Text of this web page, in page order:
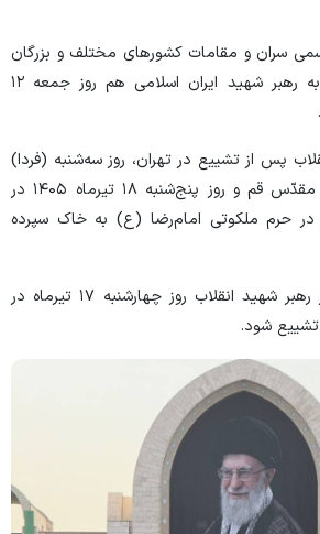
رسمی سران و مقامات کشور‌های مختلف و بزرگان
ادیان و مذاهب جهان به رهبر شهید ایران اسلامی هم روز جمعه ۱۲
پس از تشییع در تهران، روز سه‌شنبه (فردا)
۱۶ تیرماه ۱۴۰۵ در شهر مقدّس قم و روز پنج‌شنبه ۱۸ تیرماه ۱۴۰۵ در
حرم ملکوتی امام‌رضا (ع) به خاک سپرده
همچنین قرار است، پیکر رهبر شهید انقلاب روز چهارشنبه ۱۷ تیرماه در
تشییع شود.